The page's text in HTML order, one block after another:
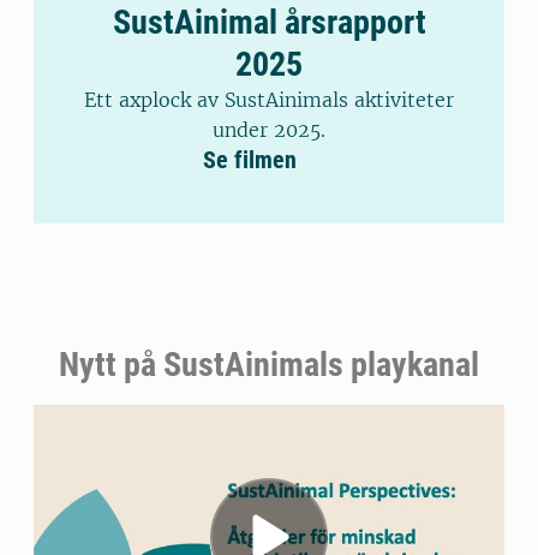
SustAinimal årsrapport
2025
Ett axplock av SustAinimals aktiviteter
under 2025.
Se filmen
Nytt på SustAinimals playkanal